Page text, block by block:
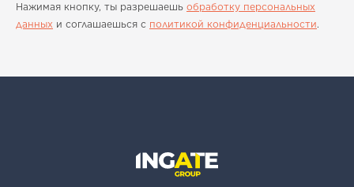
Нажимая кнопку, ты разрешаешь обработку персональных
данных и соглашаешься с политикой конфиденциальности.